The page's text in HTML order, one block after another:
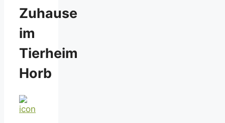
Zuhause
im
Tierheim
Horb